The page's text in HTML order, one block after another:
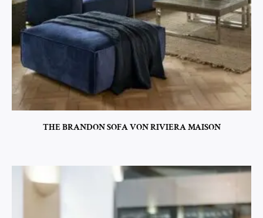
THE BRANDON SOFA VON RIVIERA MAISON